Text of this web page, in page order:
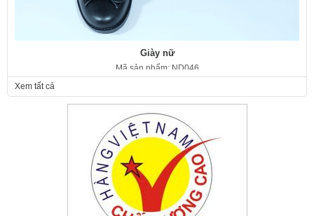
Giày nữ
Mã sản phẩm: ND046
Xem tất cả